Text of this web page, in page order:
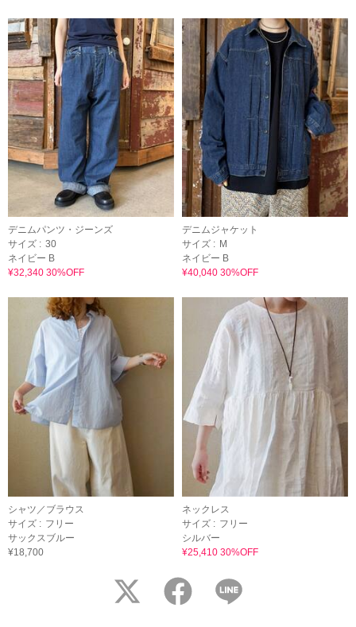
デニムパンツ・ジーンズ
サイズ : 30
ネイビー B
¥32,340 30%OFF
デニムジャケット
サイズ : M
ネイビー B
¥40,040 30%OFF
シャツ／ブラウス
サイズ : フリー
サックスブルー
¥18,700
ネックレス
サイズ : フリー
シルバー
¥25,410 30%OFF
twitter facebook